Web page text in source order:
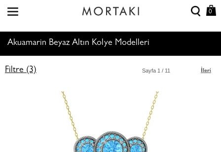
0
Akuamarin Beyaz Altın Kolye Modelleri
Filtre (3) İleri
Sayfa 1 / 11